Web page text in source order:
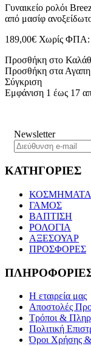
Γυναικείο ρολόι
από μασίφ
189,00€ Χωρίς ΦΠΑ:
Προσθήκη στο
Προσθήκη στα
Σύγκριση
Εμφάνιση 1 έως 17
Newsletter
ΚΑΤΗΓΟΡΙΕΣ
ΚΟΣΜΗΜΑΤΑ
ΓΑΜΟΣ
ΒΑΠΤΙΣΗ
ΡΟΛΟΓΙΑ
ΑΞΕΣΟΥΑΡ
ΠΡΟΣΦΟΡΕΣ
Η εταιρεία μας
Αποστολές
Τρόποι &
Πολιτική
Όροι Χρήσης